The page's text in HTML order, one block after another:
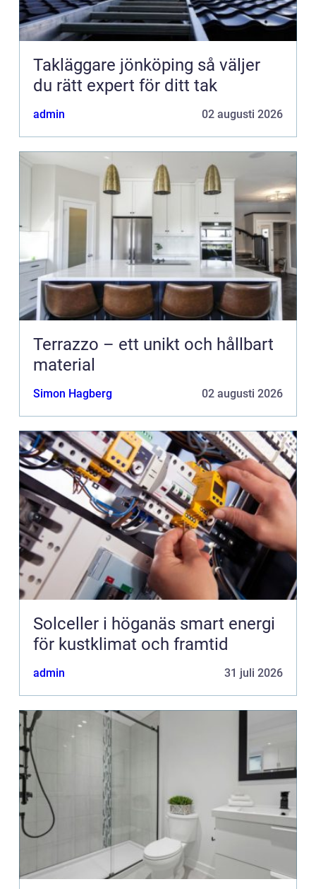
Takläggare jönköping så väljer
du rätt expert för ditt tak
admin 02 augusti 2026
Terrazzo – ett unikt och hållbart
material
Simon Hagberg 02 augusti 2026
Solceller i höganäs smart energi
för kustklimat och framtid
admin 31 juli 2026